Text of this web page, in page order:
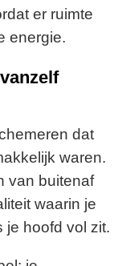
er ruimte
energie.
dat
waren.
van buitenaf
waarin je
je hoofd vol zit.